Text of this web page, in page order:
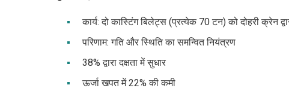
कार्य: दो कास्टिंग बिलेट्स (प्रत्येक 70 टन) को दोहरी क्रेन
परिणाम: गति और स्थिति का समन्वित नियंत्रण
38% द्वारा दक्षता में सुधार
ऊर्जा खपत में 22% की कमी